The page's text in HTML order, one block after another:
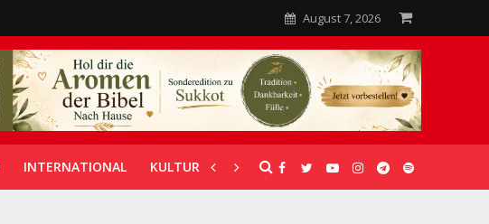
August 7, 2026
INTERNATIONAL KULTUR UNTERSTÜTZUNG